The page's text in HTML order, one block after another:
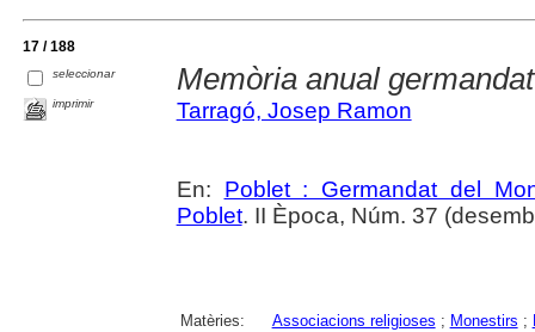
17 / 188
seleccionar
imprimir
Memòria anual
Tarragó, Josep Ramon
En: Poblet : Germandat del
Poblet. II Època, Núm. 37
Matèries: Associacions religioses ; Monestirs ;